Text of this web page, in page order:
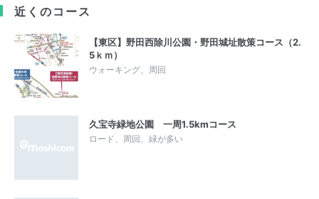
近くのコース
【東区】野田西除川公園・野田城址散策コース（2.
5ｋｍ）
ウォーキング、周回
久宝寺緑地公園 一周1.5kmコース
ロード、周回、緑が多い